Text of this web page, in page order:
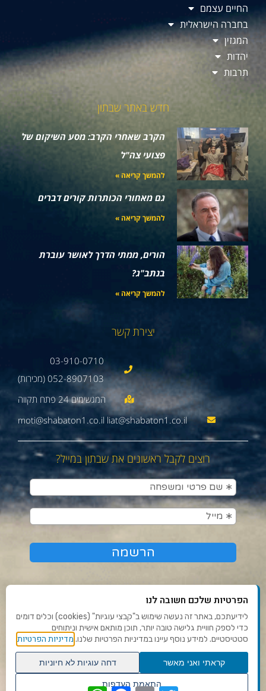
החיים עצמם
בחברה הישראלית
המגזין
יהדות
תרבות
חדש באתר שבתון
הקרב שאחרי הקרב: מסע השיקום של
פצועי צה"ל
להמשך קריאה »
גם מאחורי הכותרות קורים דברים
להמשך קריאה »
הורים, ממתי הדרך לאושר עוברת
בנתב"ג?
להמשך קריאה »
יצירת קשר
03-910-0710
052-8907103 (מכירות)
moti@shabaton1.co.il liat@shabaton1.co.il
רוצים לקבל ראשונים את שבתון במייל?
תנאי שימוש ומדיניות פרטיות
פנו אלינו
הצהרת נגישות
הפרטיות שלכם חשובה לנו
לידיעתכם, באתר זה נעשה שימוש ב"קבצי עוגיות" (cookies) וכלים דומים
כדי לספק חוויית גלישה טובה יותר, תוכן מותאם אישית וניתוחים
סטטיסטיים. למידע נוסף עיינו במדיניות הפרטיות שלנו. מדיניות הפרטיות
קראתי ואני מאשר
דחה עוגיות לא חיוניות
התאמת העדפות